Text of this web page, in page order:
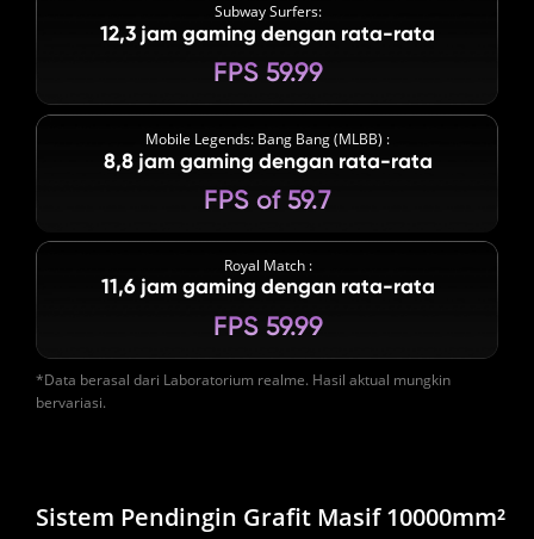
12,3 jam gaming dengan rata-rata
FPS 59.99
Subway Surfers:
8,8 jam gaming dengan rata-rata
FPS of 59.7
Mobile Legends: Bang Bang (MLBB) :
11,6 jam gaming dengan rata-rata
FPS 59.99
Royal Match :
*Data berasal dari Laboratorium realme. Hasil aktual mungkin
bervariasi.
Sistem Pendingin Grafit Masif 10000mm²